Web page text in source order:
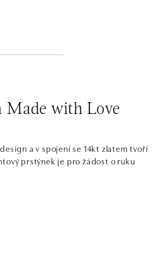
Made with Love
a v spojení se 14kt zlatem tvoří
prstýnek je pro žádost o ruku